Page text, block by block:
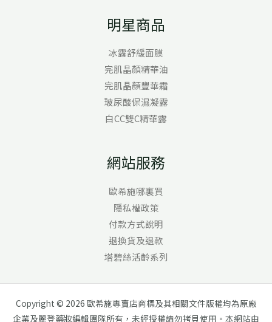
明星商品
冰露舒緩面膜
完肌晶顏精華油
完肌晶顏豐華霜
玻尿酸保濕凝露
白CC雙C精華露
網站服務
歐希施哪裏買
隱私權政策
付款方式說明
退換貨及退款
塔碧絲活齡系列
Copyright © 2026 歐希施專賣店商標及其相關文件版權均為原廠
企業及麗登藥妝編輯團隊所有，未經授權請勿拷貝使用。本網站由